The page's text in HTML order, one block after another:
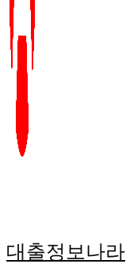
대출정보나라